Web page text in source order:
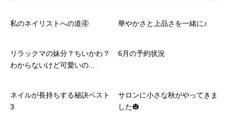
私のネイリストへの道④ 華やかさと上品さを一緒に♪
リラックマの妹分？ちいかわ？
わからないけど可愛いの...
6月の予約状況
ネイルが長持ちする秘訣ベスト
3
サロンに小さな秋がやってきま
した🎃